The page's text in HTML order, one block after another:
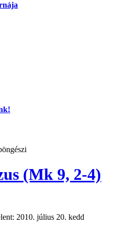
(Mk 9, 2-4)
2010. július 20. kedd